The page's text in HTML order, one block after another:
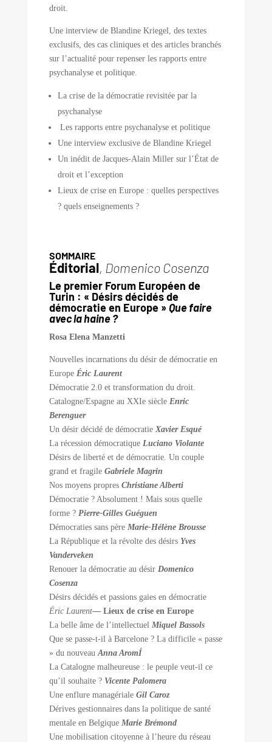
droit.
Une interview de Blandine Kriegel, des textes
exclusifs, des cas cliniques et des articles branchés
sur l’actualité pour repenser les rapports entre
psychanalyse et politique.
La crise de la démocratie revisitée par la
psychanalyse
Les rapports entre psychanalyse et politique
Une interview exclusive de Blandine Kriegel
Un inédit de Jacques-Alain Miller sur l’État de
droit et l’exception
Lieux de crise en Europe : quelles perspectives
? quels enseignements ?
SOMMAIRE
Éditorial, Domenico Cosenza
Le premier Forum Européen de
Turin : « Désirs décidés de
démocratie en Europe »Que faire
avec la haine ?
Rosa Elena Manzetti
Nouvelles incarnations du désir de démocratie en
EuropeÉric Laurent
Démocratie 2.0 et transformation du droit.
Catalogne/Espagne au XXIe siècle Enric
Berenguer
Un désir décidé de démocratie Xavier Esqué
La récession démocratique Luciano Violante
Désirs de liberté et de démocratie. Un couple
grand et fragileGabriele Magrin
Nos moyens propres Christiane Alberti
Démocratie ? Absolument ! Mais sous quelle
forme ? Pierre-Gilles Guéguen
Démocraties sans père Marie-Hélène Brousse
La République et la révolte des désirs Yves
Vanderveken
Renouer la démocratie au désir Domenico
Cosenza
Désirs décidés et passions gaies en démocratie
Éric Laurent— Lieux de crise en Europe
La belle âme de l’intellectuel Miquel Bassols
Que se passe-t-il à Barcelone ? La difficile « passe
» du nouveau Anna AromÍ
La Catalogne malheureuse : le peuple veut-il ce
qu’il souhaite ? Vicente Palomera
Une enflure managériale Gil Caroz
Dérives gestionnaires dans la politique de santé
mentale en Belgique Marie Brémond
Une mobilisation citoyenne à l’heure du réseau